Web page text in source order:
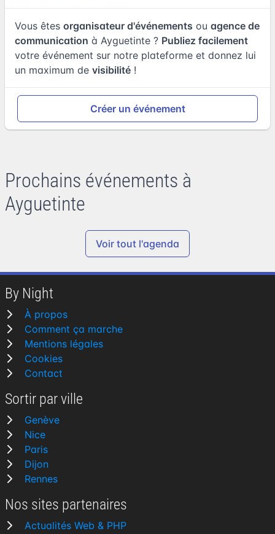
Vous êtes organisateur d'événements ou agence de
communication à Ayguetinte ? Publiez facilement
votre événement sur notre plateforme et donnez lui
un maximum de visibilité !
Créer un événement
Prochains événements à
Ayguetinte
Voir tout l'agenda
By Night
À propos
Comment ça marche
Mentions légales
Cookies
Contact
Sortir par ville
Genève
Nice
Paris
Dijon
Rennes
Nos sites partenaires
Actualités Web & PHP